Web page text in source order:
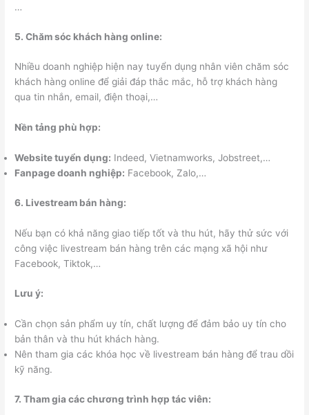
…
5. Chăm sóc khách hàng online:
Nhiều doanh nghiệp hiện nay tuyển dụng nhân viên chăm sóc
khách hàng online để giải đáp thắc mắc, hỗ trợ khách hàng
qua tin nhắn, email, điện thoại,…
Nền tảng phù hợp:
Website tuyển dụng: Indeed, Vietnamworks, Jobstreet,…
Fanpage doanh nghiệp: Facebook, Zalo,…
6. Livestream bán hàng:
Nếu bạn có khả năng giao tiếp tốt và thu hút, hãy thử sức với
công việc livestream bán hàng trên các mạng xã hội như
Facebook, Tiktok,…
Lưu ý:
Cần chọn sản phẩm uy tín, chất lượng để đảm bảo uy tín cho
bản thân và thu hút khách hàng.
Nên tham gia các khóa học về livestream bán hàng để trau dồi
kỹ năng.
7. Tham gia các chương trình hợp tác viên: